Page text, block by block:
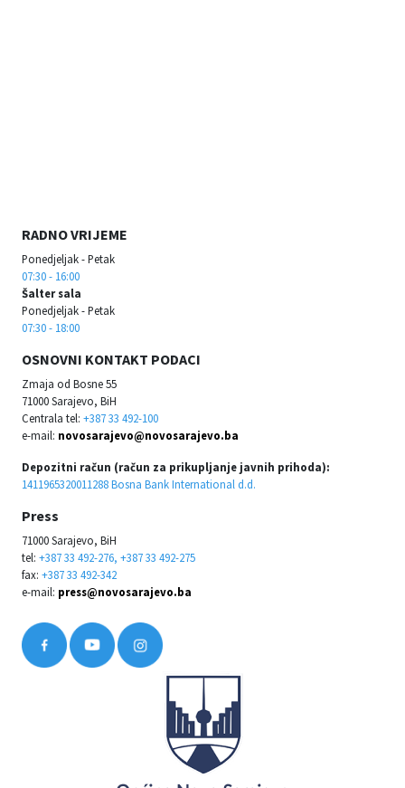
RADNO VRIJEME
Ponedjeljak - Petak
07:30 - 16:00
Šalter sala
Ponedjeljak - Petak
07:30 - 18:00
OSNOVNI KONTAKT PODACI
Zmaja od Bosne 55
71000 Sarajevo, BiH
Centrala tel: +387 33 492-100
e-mail: novosarajevo@novosarajevo.ba
Depozitni račun (račun za prikupljanje javnih prihoda):
1411965320011288 Bosna Bank International d.d.
Press
71000 Sarajevo, BiH
tel: +387 33 492-276, +387 33 492-275
fax: +387 33 492-342
e-mail: press@novosarajevo.ba